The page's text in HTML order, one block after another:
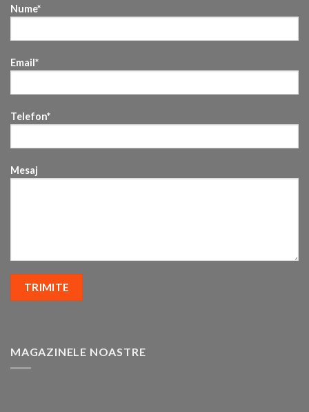
Nume*
Email*
Telefon*
Mesaj
MAGAZINELE NOASTRE